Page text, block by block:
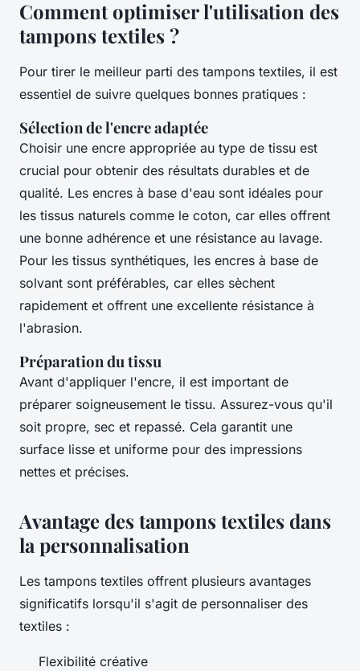
Comment optimiser l'utilisation des
tampons textiles ?
Pour tirer le meilleur parti des tampons textiles, il est
essentiel de suivre quelques bonnes pratiques :
Sélection de l'encre adaptée
Choisir une encre appropriée au type de tissu est
crucial pour obtenir des résultats durables et de
qualité. Les encres à base d'eau sont idéales pour
les tissus naturels comme le coton, car elles offrent
une bonne adhérence et une résistance au lavage.
Pour les tissus synthétiques, les encres à base de
solvant sont préférables, car elles sèchent
rapidement et offrent une excellente résistance à
l'abrasion.
Préparation du tissu
Avant d'appliquer l'encre, il est important de
préparer soigneusement le tissu. Assurez-vous qu'il
soit propre, sec et repassé. Cela garantit une
surface lisse et uniforme pour des impressions
nettes et précises.
Avantage des tampons textiles dans
la personnalisation
Les tampons textiles offrent plusieurs avantages
significatifs lorsqu'il s'agit de personnaliser des
textiles :
Flexibilité créative